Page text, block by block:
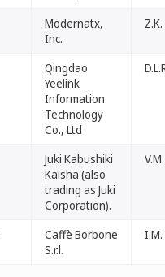
Modernatx,
Inc.
Z.K.
Qingdao
Yeelink
Information
Technology
Co., Ltd
Juki Kabushiki
Kaisha (also
trading as Juki
Corporation).
V.M.
Caffè Borbone
S.r.l.
I.M.